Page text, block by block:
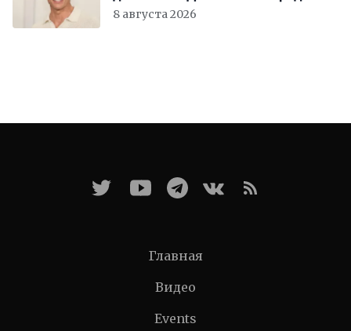
8 августа 2026
Главная
Видео
Events